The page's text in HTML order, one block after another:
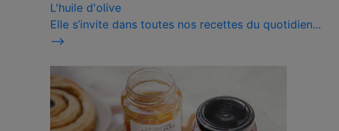
L'huile d'olive
Elle s’invite dans toutes nos recettes du quotidien...
⟶